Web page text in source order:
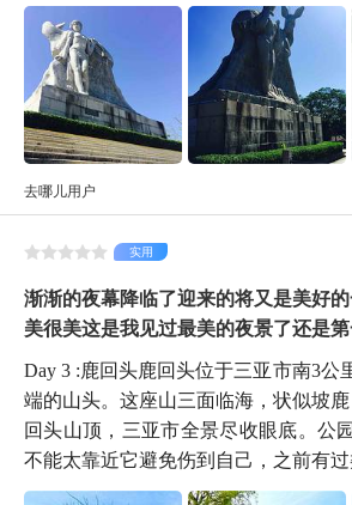
去哪儿用户
实用
渐渐的夜幕降临了迎来的将又是美好
美很美这是我见过最美的夜景了还是第
Day 3 :鹿回头鹿回头位于三亚市南3公
端的山头。这座山三面临海，状似坡
回头山顶，三亚市全景尽收眼底。公
不能太靠近它避免伤到自己，之前有过